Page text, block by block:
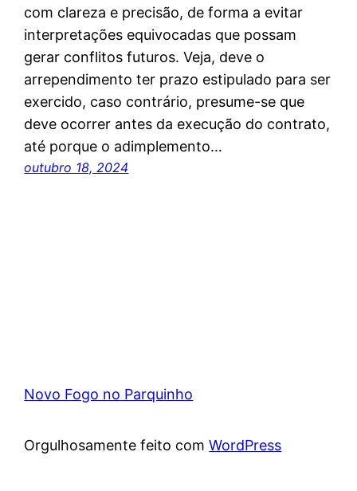
com clareza e precisão, de forma a evitar
interpretações equivocadas que possam
gerar conflitos futuros. Veja, deve o
arrependimento ter prazo estipulado para ser
exercido, caso contrário, presume-se que
deve ocorrer antes da execução do contrato,
até porque o adimplemento…
outubro 18, 2024
Novo Fogo no Parquinho
Orgulhosamente feito comWordPress